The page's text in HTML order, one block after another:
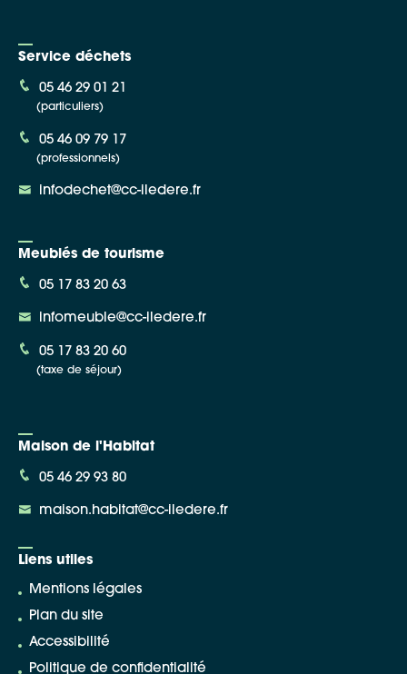
Service déchets
05 46 29 01 21
(particuliers)
05 46 09 79 17
(professionnels)
infodechet@cc-iledere.fr
Meublés de tourisme
05 17 83 20 63
infomeuble@cc-iledere.fr
05 17 83 20 60
(taxe de séjour)
Maison de l'Habitat
05 46 29 93 80
maison.habitat@cc-iledere.fr
Liens utiles
Mentions légales
Plan du site
Accessibilité
Politique de confidentialité